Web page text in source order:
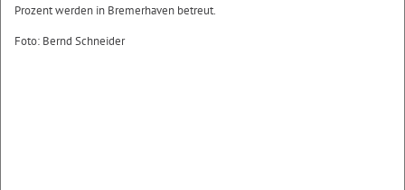
Prozent werden in Bremerhaven betreut.
Foto: Bernd Schneider